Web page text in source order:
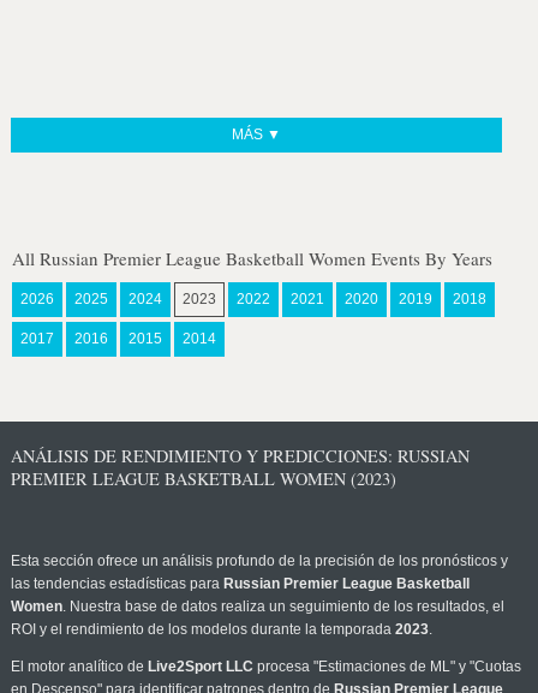
MÁS ▼
All Russian Premier League Basketball Women Events By Years
2026 2025 2024 2023 2022 2021 2020 2019 2018
2017 2016 2015 2014
ANÁLISIS DE RENDIMIENTO Y PREDICCIONES: RUSSIAN
PREMIER LEAGUE BASKETBALL WOMEN (2023)
Esta sección ofrece un análisis profundo de la precisión de los pronósticos y
las tendencias estadísticas para Russian Premier League Basketball
Women. Nuestra base de datos realiza un seguimiento de los resultados, el
ROI y el rendimiento de los modelos durante la temporada 2023.
El motor analítico de Live2Sport LLC procesa "Estimaciones de ML" y "Cuotas
en Descenso" para identificar patrones dentro de Russian Premier League